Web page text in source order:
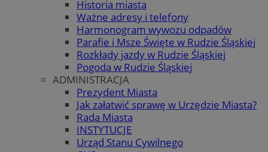
Historia miasta
Ważne adresy i telefony
Harmonogram wywozu odpadów
Parafie i Msze Święte w Rudzie Śląskiej
Rozkłady jazdy w Rudzie Śląskiej
Pogoda w Rudzie Śląskiej
ADMINISTRACJA
Prezydent Miasta
Jak załatwić sprawę w Urzędzie Miasta?
Rada Miasta
INSTYTUCJE
Urząd Stanu Cywilnego